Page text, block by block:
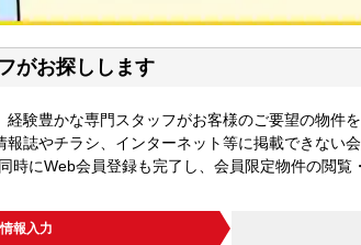
がお探しします
験豊かな専門スタッフがお客様のご要望の物件を
誌やチラシ、インターネット等に掲載できない
時にWeb会員登録も完了し、会員限定物件の閲覧
報入力